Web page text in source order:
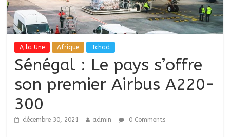
A la Une Afrique Tchad
Sénégal : Le pays s’offre
son premier Airbus A220-
300
décembre 30, 2021 admin 0 Comments